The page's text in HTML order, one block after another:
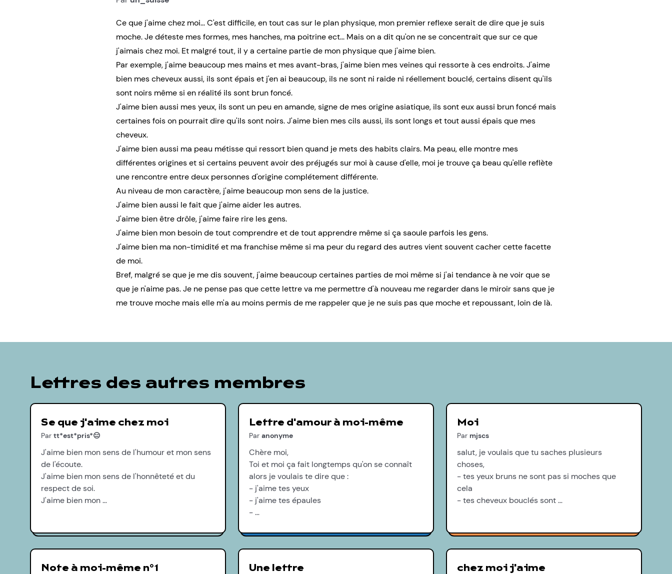
Ce que j'aime chez moi... C'est difficile, en tout cas sur le plan physique, mon premier reflexe serait de dire que je suis
moche. Je déteste mes formes, mes hanches, ma poitrine ect... Mais on a dit qu'on ne se concentrait que sur ce que
j'aimais chez moi. Et malgré tout, il y a certaine partie de mon physique que j'aime bien.
Par exemple, j'aime beaucoup mes mains et mes avant-bras, j'aime bien mes veines qui ressorte à ces endroits. J'aime
bien mes cheveux aussi, ils sont épais et j'en ai beaucoup, ils ne sont ni raide ni réellement bouclé, certains disent qu'ils
sont noirs même si en réalité ils sont brun foncé.
J'aime bien aussi mes yeux, ils sont un peu en amande, signe de mes origine asiatique, ils sont eux aussi brun foncé mais
certaines fois on pourrait dire qu'ils sont noirs. J'aime bien mes cils aussi, ils sont longs et tout aussi épais que mes
cheveux.
J'aime bien aussi ma peau métisse qui ressort bien quand je mets des habits clairs. Ma peau, elle montre mes
différentes origines et si certains peuvent avoir des préjugés sur moi à cause d'elle, moi je trouve ça beau qu'elle reflète
une rencontre entre deux personnes d'origine complétement différente.
Au niveau de mon caractère, j'aime beaucoup mon sens de la justice.
J'aime bien aussi le fait que j'aime aider les autres.
J'aime bien être drôle, j'aime faire rire les gens.
J'aime bien mon besoin de tout comprendre et de tout apprendre même si ça saoule parfois les gens.
J'aime bien ma non-timidité et ma franchise même si ma peur du regard des autres vient souvent cacher cette facette
de moi.
Bref, malgré se que je me dis souvent, j'aime beaucoup certaines parties de moi même si j'ai tendance à ne voir que se
que je n'aime pas. Je ne pense pas que cette lettre va me permettre d'à nouveau me regarder dans le miroir sans que je
me trouve moche mais elle m'a au moins permis de me rappeler que je ne suis pas que moche et repoussant, loin de là.
Lettres des autres membres
Se que j'aime chez moi
Par tt*est*pris*😑
J'aime bien mon sens de l'humour et mon sens
de l'écoute.
J'aime bien mon sens de l'honnêteté et du
respect de soi.
J'aime bien mon …
Lettre d'amour à moi-même
Par anonyme
Chère moi,
Toi et moi ça fait longtemps qu'on se connaît
alors je voulais te dire que :
- j'aime tes yeux
- j'aime tes épaules
- …
Moi
Par mjscs
salut, je voulais que tu saches plusieurs
choses,
- tes yeux bruns ne sont pas si moches que
cela
- tes cheveux bouclés sont …
Note à moi-même n°1 Une lettre chez moi j'aime